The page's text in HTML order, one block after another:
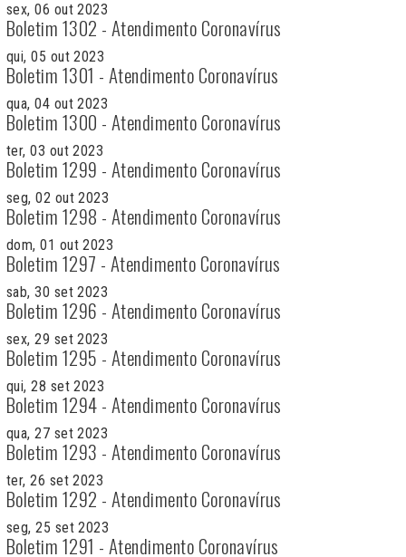
sex, 06 out 2023
Boletim 1302 - Atendimento Coronavírus
qui, 05 out 2023
Boletim 1301 - Atendimento Coronavírus
qua, 04 out 2023
Boletim 1300 - Atendimento Coronavírus
ter, 03 out 2023
Boletim 1299 - Atendimento Coronavírus
seg, 02 out 2023
Boletim 1298 - Atendimento Coronavírus
dom, 01 out 2023
Boletim 1297 - Atendimento Coronavírus
sab, 30 set 2023
Boletim 1296 - Atendimento Coronavírus
sex, 29 set 2023
Boletim 1295 - Atendimento Coronavírus
qui, 28 set 2023
Boletim 1294 - Atendimento Coronavírus
qua, 27 set 2023
Boletim 1293 - Atendimento Coronavírus
ter, 26 set 2023
Boletim 1292 - Atendimento Coronavírus
seg, 25 set 2023
Boletim 1291 - Atendimento Coronavírus